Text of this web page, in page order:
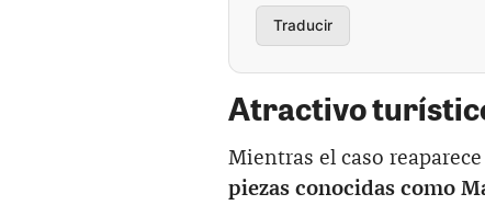
Traducir
Atractivo
Mientras el caso
piezas conocidas como